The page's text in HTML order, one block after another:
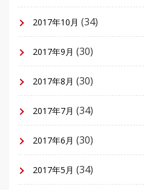
2017年10月 (34)
2017年9月 (30)
2017年8月 (30)
2017年7月 (34)
2017年6月 (30)
2017年5月 (34)